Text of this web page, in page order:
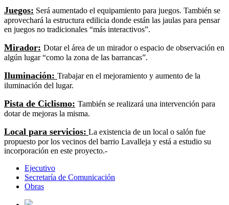
Juegos: Será aumentado el equipamiento para juegos. También se
aprovechará la estructura edilicia donde están las jaulas para pensar
en juegos no tradicionales “más interactivos”.
Mirador: Dotar el área de un mirador o espacio de observación en
algún lugar “como la zona de las barrancas”.
Iluminación: Trabajar en el mejoramiento y aumento de la
iluminación del lugar.
Pista de Ciclismo: También se realizará una intervención para
dotar de mejoras la misma.
Local para servicios: La existencia de un local o salón fue
propuesto por los vecinos del barrio Lavalleja y está a estudio su
incorporación en este proyecto.-
Ejecutivo
Secretaría de Comunicación
Obras